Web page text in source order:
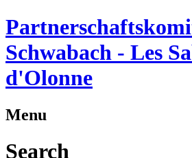
Schwabach - Les
d'Olonne
Menu
Search